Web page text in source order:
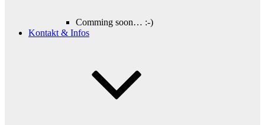
Comming soon… :-)
Kontakt & Infos